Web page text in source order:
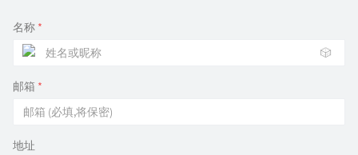
名称 *
🎲
邮箱 *
地址